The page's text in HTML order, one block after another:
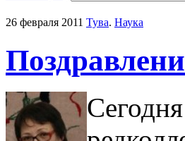
26 февраля 2011 Тува. Наука